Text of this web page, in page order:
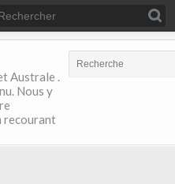
Australe .
Nous y
recourant